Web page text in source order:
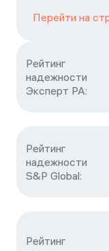
Перейти на
Рейтинг
надежности
Эксперт РА:
Рейтинг
надежности
S&P Global:
Рейтинг